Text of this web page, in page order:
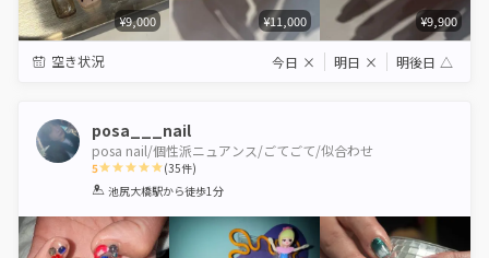
¥9,000 ¥11,000 ¥9,900
空き状況 今日 × 明日 × 明後日 △
posa___nail
posa nail/個性派ニュアンス/ごてごて/似合わせ
5
1 2 3 4 5
(35件)
池尻大橋駅から徒歩1分